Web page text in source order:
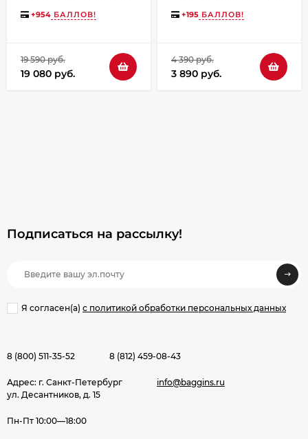
+954 БАЛЛОВ!
19 590 руб.
19 080 руб.
+195 БАЛЛОВ!
4 390 руб.
3 890 руб.
Подписаться на рассылкy!
Я согласен(a) с политикой обработки персональных данных
8 (800) 511-35-52 8 (812) 459-08-43
Адрес: г. Санкт-Петербург
ул. Десантников, д. 15
info@baggins.ru
Пн-Пт 10:00—18:00